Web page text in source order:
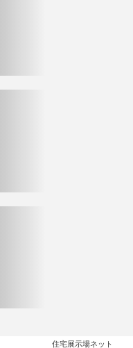
住宅展示場ネット